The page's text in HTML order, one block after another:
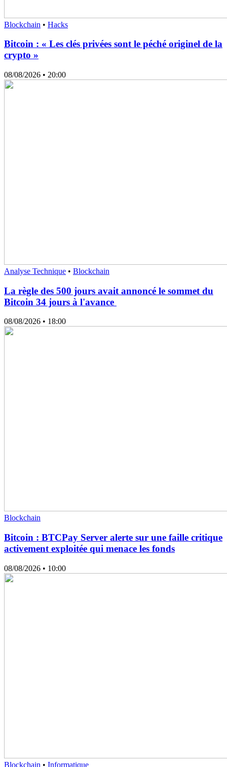
Blockchain • Hacks
Bitcoin : « Les clés privées sont le péché originel de la
crypto »
08/08/2026 • 20:00
Analyse Technique • Blockchain
La règle des 500 jours avait annoncé le sommet du
Bitcoin 34 jours à l'avance
08/08/2026 • 18:00
Blockchain
Bitcoin : BTCPay Server alerte sur une faille critique
activement exploitée qui menace les fonds
08/08/2026 • 10:00
Blockchain • Informatique